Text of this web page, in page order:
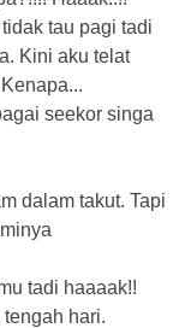
tau pagi tadi
Kini aku telat
seekor singa
dalam takut. Tapi
tadi haaaak!!
hari.